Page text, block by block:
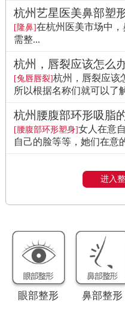
杭州艺星医美鼻部塑
[隆鼻]在杭州医美市场中
需整...
杭州，唇裂应该怎么
[兔唇唇裂]杭州，唇裂应该
所以根据名称们就可以了
杭州腰腹部环形吸脂
[腰腹部环形塑身]女人在意
自己的脸等等，她们在意
进入
眼部整形 鼻部整形